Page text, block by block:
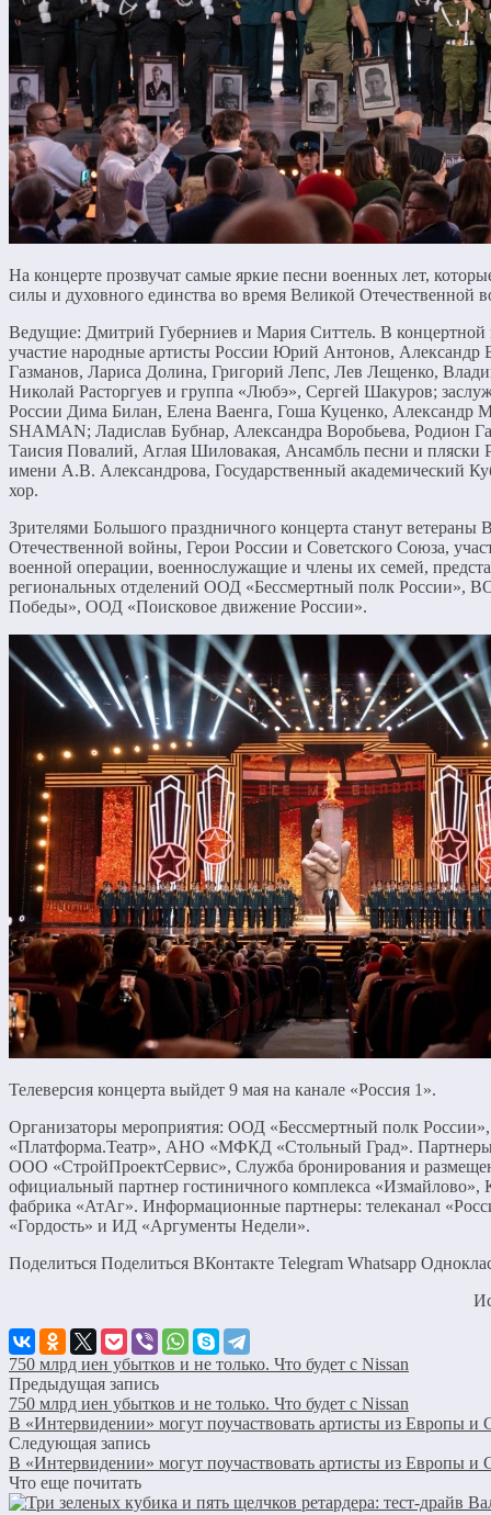
На концерте прозвучат самые яркие песни военных лет,
силы и духовного единства во время Великой Отечественной
Ведущие: Дмитрий Губерниев и Мария Ситтель. В концертной
участие народные артисты России Юрий Антонов, Александр
Газманов, Лариса Долина, Григорий Лепс, Лев Лещенко,
Николай Расторгуев и группа «Любэ», Сергей Шакуров;
России Дима Билан, Елена Ваенга, Гоша Куценко, Александр
SHAMAN; Ладислав Бубнар, Александра Воробьева, Родион
Таисия Повалий, Аглая Шиловакая, Ансамбль песни и пляски
имени А.В. Александрова, Государственный академический
хор.
Зрителями Большого праздничного концерта станут ветераны
Отечественной войны, Герои России и Советского Союза,
военной операции, военнослужащие и члены их семей,
региональных отделений ООД «Бессмертный полк России»,
Победы», ООД «Поисковое движение России».
Телеверсия концерта выйдет 9 мая на канале «Россия 1».
Организаторы мероприятия: ООД «Бессмертный полк
«Платформа.Театр», АНО «МФКД «Стольный Град».
ООО «СтройПроектСервис», Служба бронирования и
официальный партнер гостиничного комплекса «Измайлово»,
фабрика «АтАг». Информационные партнеры: телеканал
«Гордость» и ИД «Аргументы Недели».
Поделиться Поделиться ВКонтакте Telegram Whatsapp
750 млрд иен убытков и не только. Что будет с Nissan
Предыдущая запись
750 млрд иен убытков и не только. Что будет с Nissan
В «Интервидении» могут поучаствовать артисты из Европы
Следующая запись
В «Интервидении» могут поучаствовать артисты из Европы
Что еще почитать